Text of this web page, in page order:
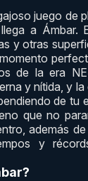
juego de
a
y otras
de la era
y nítida, y
de tu
que no
además
y